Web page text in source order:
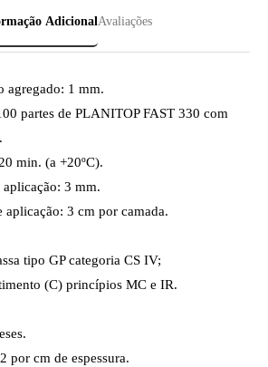
AdicionalAvaliações
agregado: 1 mm.
partes de PLANITOP FAST 330 com
min. (a +20ºC).
aplicação: 3 mm.
aplicação: 3 cm por camada.
tipo GP categoria CS IV;
(C) princípios MC e IR.
por cm de espessura.